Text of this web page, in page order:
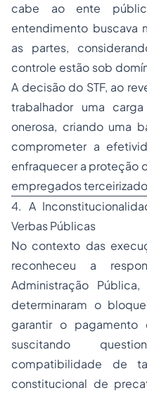
cabe ao ente
entendimento buscava
as partes,
controle estão sob
A decisão do STF, ao
trabalhador uma
onerosa, criando uma
comprometer a
enfraquecer a proteção
empregados
4. A
Verbas Públicas
No contexto das
reconheceu a
Administração
determinaram o
garantir o pagamento
suscitando
compatibilidade de
constitucional de